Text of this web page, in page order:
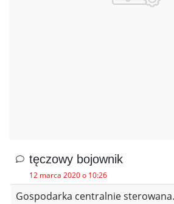
tęczowy bojownik
12 marca 2020 o 10:26
Gospodarka centralnie